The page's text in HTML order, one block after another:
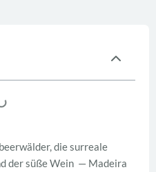
die surreale
der süße Wein — Madeira